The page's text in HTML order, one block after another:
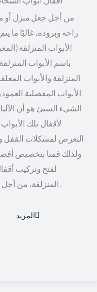
من أجل جعل منزل أو
راحة وبرودة، غالبًا ما
الأبواب المنزلقة
باسم الأبواب
المنزلقة والأبواب
الأبواب المفصلية
الشيء السيئ هو أن
لأقفال تلك
التعرض لمشكلات القفل
ولذلك قمنا بتخصيص
لفتح وتركيب
المزيد